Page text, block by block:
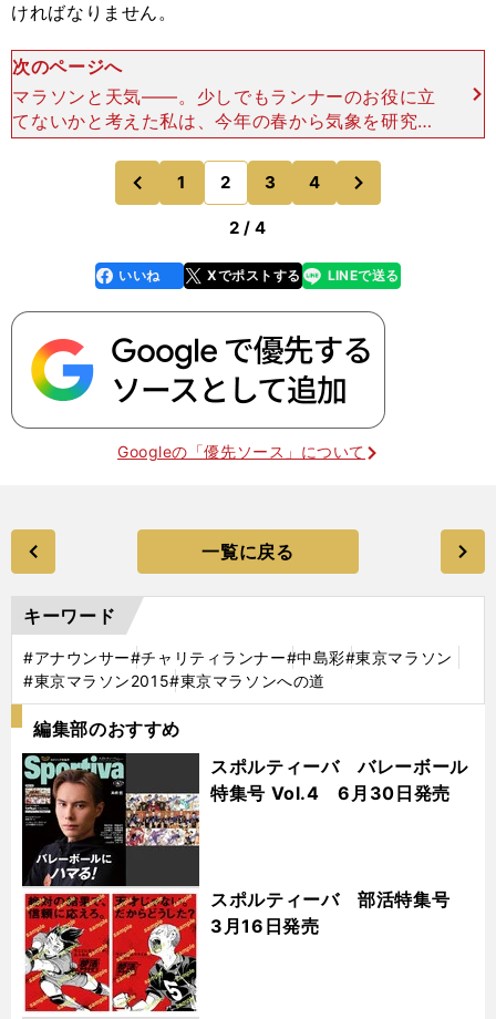
ければなりません。
次のページへ
マラソンと天気――。少しでもランナーのお役に立
てないかと考えた私は、今年の春から気象を研究す
る大学院に通うことにしました。４月からは働きな
がら大学院生として気象のことを勉強し、東京マラ
ソンに参加する方
前
のページへ
1 2 3 4
のページへ
2 / 4
faceboo
k
いいね Xでポストする
line LINEで送る
Googleの「優先ソース」について
一覧に戻る
キーワード
#アナウンサー#チャリティランナー#中島彩#東京マラソン
#東京マラソン2015#東京マラソンへの道
編集部のおすすめ
スポルティーバ バレーボール
特集号 Vol.4 6月30日発売
スポルティーバ 部活特集号
3月16日発売